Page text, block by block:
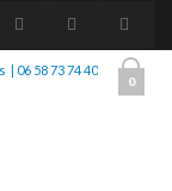
0
| 06 58 73 74 40